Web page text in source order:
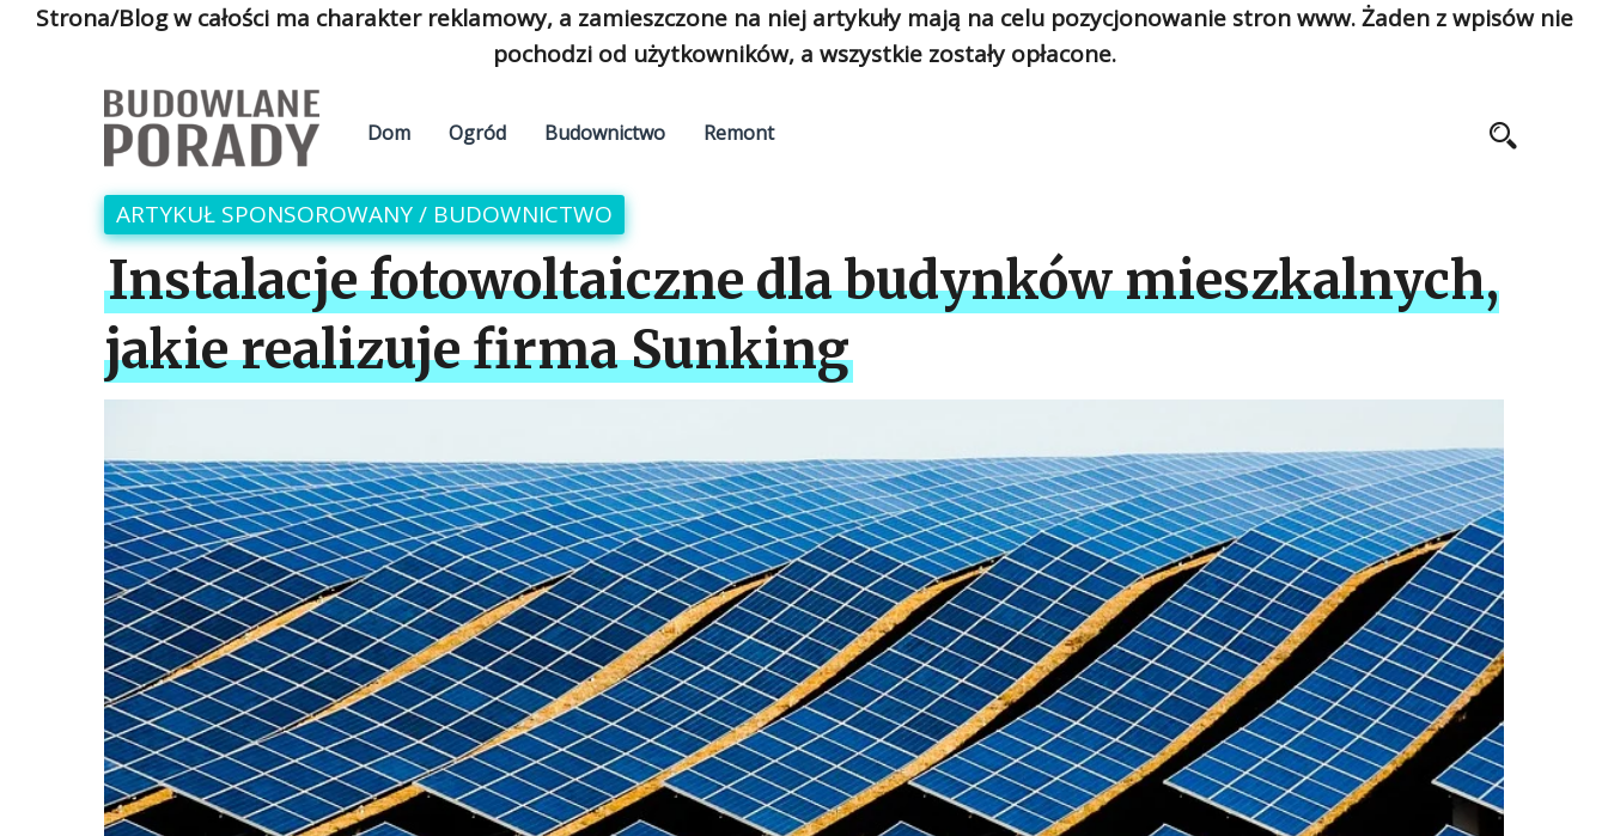
Strona/Blog w całości ma charakter reklamowy, a zamieszczone na niej artykuły mają na celu pozycjonowanie stron www. Żaden z wpisów nie
pochodzi od użytkowników, a wszystkie zostały opłacone.
Dom Ogród Budownictwo Remont
ARTYKUŁ SPONSOROWANY/ BUDOWNICTWO
Instalacje fotowoltaiczne dla budynków mieszkalnych,
jakie realizuje firma Sunking